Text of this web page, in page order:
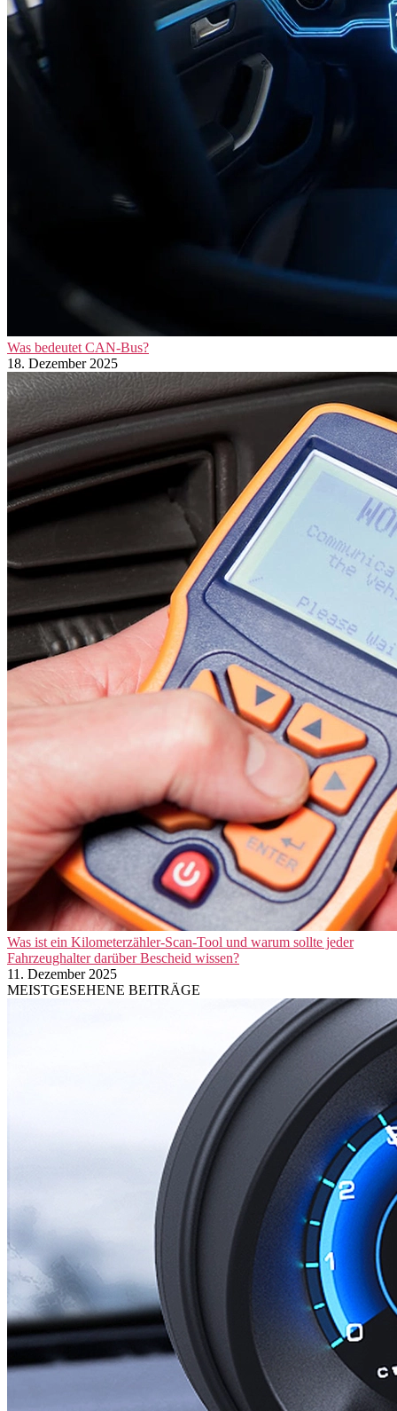
Was bedeutet CAN-Bus?
18. Dezember 2025
Was ist ein Kilometerzähler-Scan-Tool und warum sollte jeder
Fahrzeughalter darüber Bescheid wissen?
11. Dezember 2025
MEISTGESEHENE BEITRÄGE